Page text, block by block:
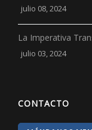
julio 08, 2024
La Imperativa
julio 03, 2024
CONTACTO